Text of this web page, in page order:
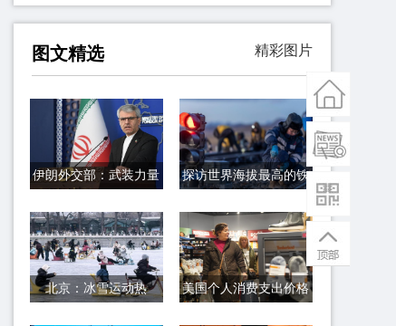
图文精选 精彩图片
伊朗外交部：武装力量
探访世界海拔最高的铁
北京：冰雪运动热
美国个人消费支出价格